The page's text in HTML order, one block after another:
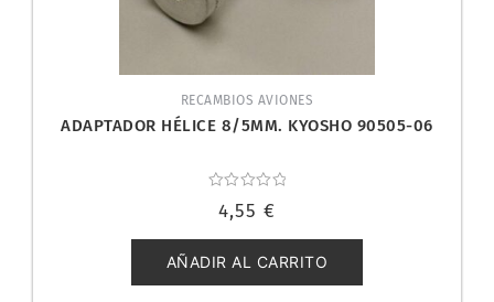
RECAMBIOS AVIONES
ADAPTADOR HÉLICE 8/5MM. KYOSHO 90505-06
con
de
5
4,55 €
AÑADIR AL CARRITO